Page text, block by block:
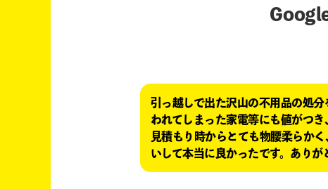
引っ越しで出た沢山の不用品の処
われてしまった家電等にも値がつ
見積もり時からとても物腰柔らか
いして本当に良かったです。ありが